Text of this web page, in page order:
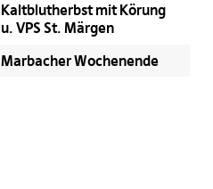
Kaltblutherbst mit Körung
u. VPS St. Märgen
Marbacher Wochenende